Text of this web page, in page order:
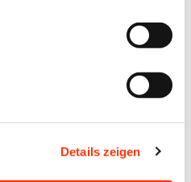
Details zeigen
zu den Details einer